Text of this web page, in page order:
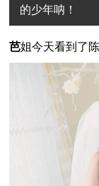
的少年呐！
芭姐今天看到了